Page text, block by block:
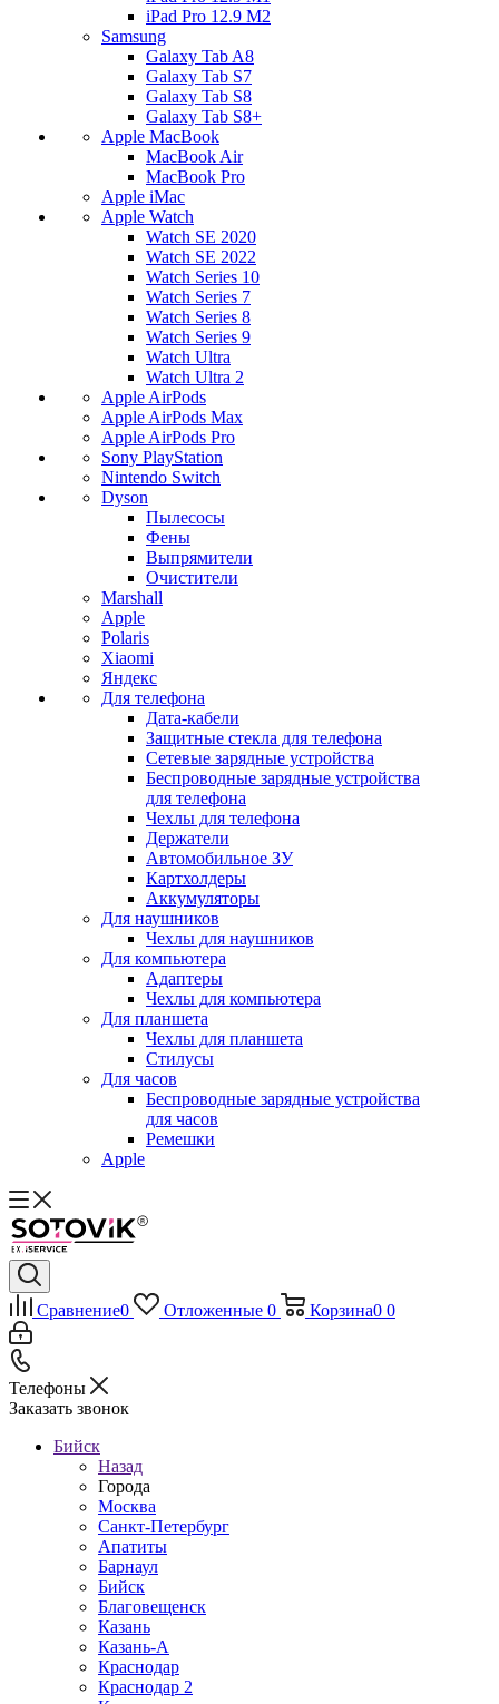
iPad Pro 12.9 M2
Samsung
Galaxy Tab A8
Galaxy Tab S7
Galaxy Tab S8
Galaxy Tab S8+
Apple MacBook
MacBook Air
MacBook Pro
Apple iMac
Apple Watch
Watch SE 2020
Watch SE 2022
Watch Series 10
Watch Series 7
Watch Series 8
Watch Series 9
Watch Ultra
Watch Ultra 2
Apple AirPods
Apple AirPods Max
Apple AirPods Pro
Sony PlayStation
Nintendo Switch
Dyson
Пылесосы
Фены
Выпрямители
Очистители
Marshall
Apple
Polaris
Xiaomi
Яндекс
Для телефона
Дата-кабели
Защитные стекла для телефона
Сетевые зарядные устройства
Беспроводные зарядные устройства
для телефона
Чехлы для телефона
Держатели
Автомобильное ЗУ
Картхолдеры
Аккумуляторы
Для наушников
Чехлы для наушников
Для компьютера
Адаптеры
Чехлы для компьютера
Для планшета
Чехлы для планшета
Стилусы
Для часов
Беспроводные зарядные устройства
для часов
Ремешки
Apple
Сравнение0 Отложенные 0 Корзина0 0
Телефоны
Заказать звонок
Бийск
Назад
Города
Москва
Санкт-Петербург
Апатиты
Барнаул
Бийск
Благовещенск
Казань
Казань-А
Краснодар
Краснодар 2